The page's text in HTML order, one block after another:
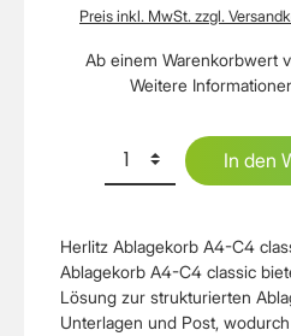
Herlitz Ablagekorb A4-C4
Ablagekorb A4-C4 classic
Lösung zur strukturierten
Unterlagen und Post,
Preis inkl. MwSt. zzgl.
Ab einem Warenkorbwert
Weitere
In den